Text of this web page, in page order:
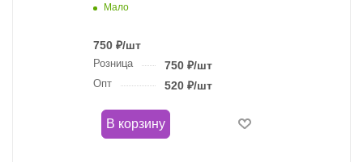
Мало
750 ₽/шт
Розница 750₽/шт
Опт 520₽/шт
В корзину